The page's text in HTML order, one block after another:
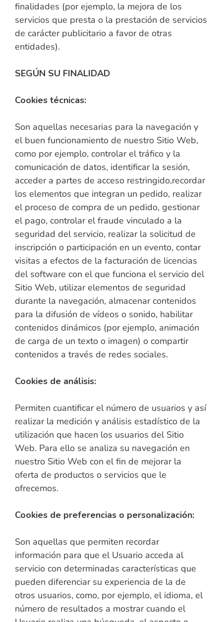
finalidades (por ejemplo, la mejora de los
servicios que presta o la prestación de servicios
de carácter publicitario a favor de otras
entidades).
SEGÚN SU FINALIDAD
Cookies técnicas:
Son aquellas necesarias para la navegación y
el buen funcionamiento de nuestro Sitio Web,
como por ejemplo, controlar el tráfico y la
comunicación de datos, identificar la sesión,
acceder a partes de acceso restringido,recordar
los elementos que integran un pedido, realizar
el proceso de compra de un pedido, gestionar
el pago, controlar el fraude vinculado a la
seguridad del servicio, realizar la solicitud de
inscripción o participación en un evento, contar
visitas a efectos de la facturación de licencias
del software con el que funciona el servicio del
Sitio Web, utilizar elementos de seguridad
durante la navegación, almacenar contenidos
para la difusión de vídeos o sonido, habilitar
contenidos dinámicos (por ejemplo, animación
de carga de un texto o imagen) o compartir
contenidos a través de redes sociales.
Cookies de análisis:
Permiten cuantificar el número de usuarios y así
realizar la medición y análisis estadístico de la
utilización que hacen los usuarios del Sitio
Web. Para ello se analiza su navegación en
nuestro Sitio Web con el fin de mejorar la
oferta de productos o servicios que le
ofrecemos.
Cookies de preferencias o personalización:
Son aquellas que permiten recordar
información para que el Usuario acceda al
servicio con determinadas características que
pueden diferenciar su experiencia de la de
otros usuarios, como, por ejemplo, el idioma, el
número de resultados a mostrar cuando el